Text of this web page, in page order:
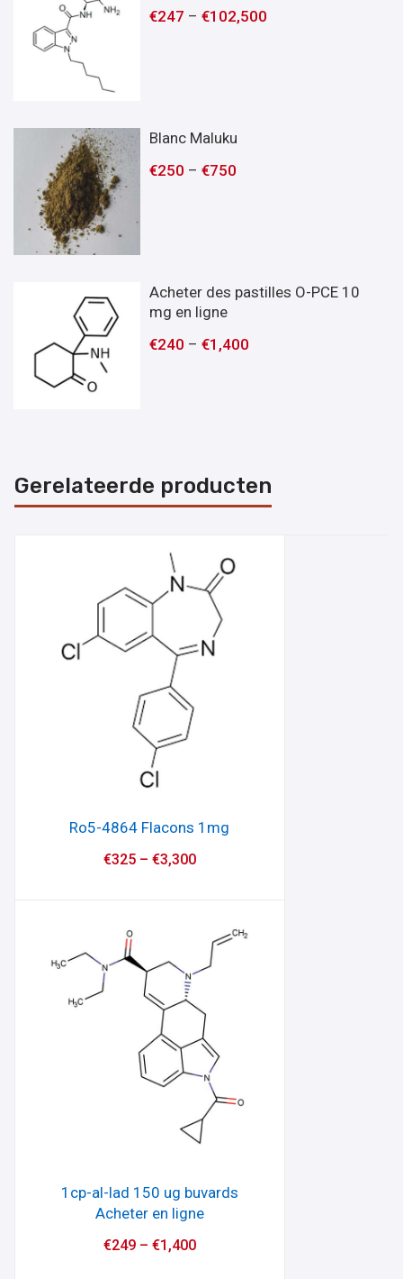
€247 –€102,500
Blanc Maluku
€250 –€750
Acheter des pastilles O-PCE 10
mg en ligne
€240 –€1,400
Gerelateerde producten
Ro5-4864 Flacons 1mg
€325– €3,300
1cp-al-lad 150 ug buvards
Acheter en ligne
€249– €1,400